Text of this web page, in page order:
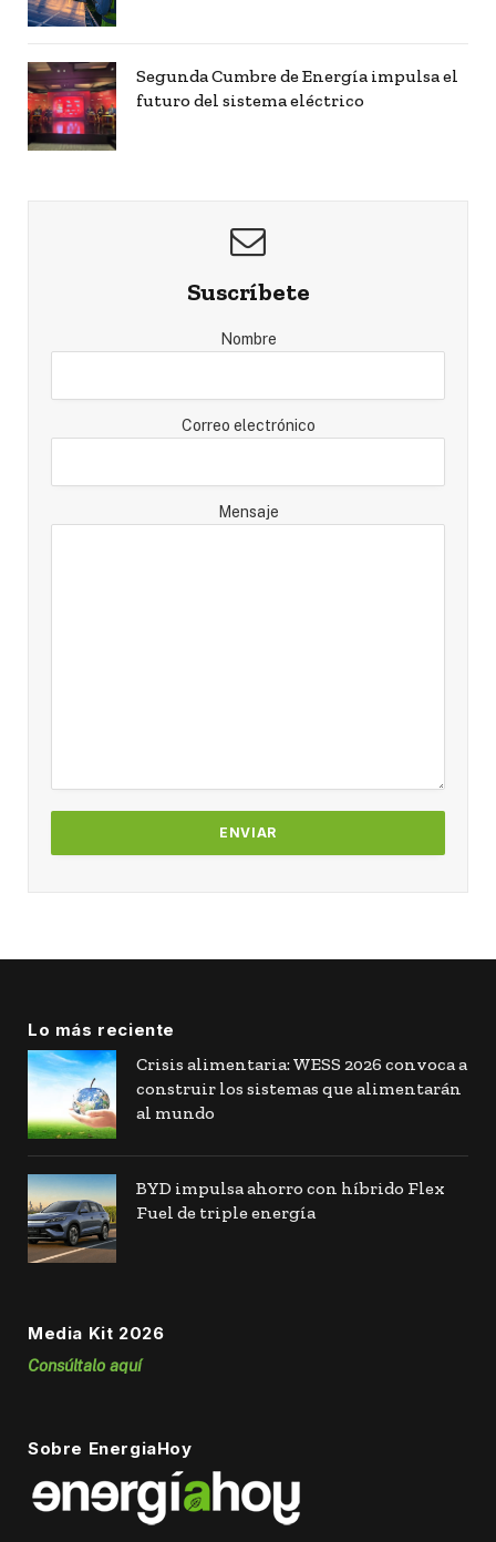
Segunda Cumbre de Energía impulsa el
futuro del sistema eléctrico
Suscríbete
Nombre
Correo electrónico
Mensaje
Lo más reciente
Crisis alimentaria: WESS 2026 convoca a
construir los sistemas que alimentarán
al mundo
BYD impulsa ahorro con híbrido Flex
Fuel de triple energía
Media Kit 2026
Consúltalo aquí
Sobre EnergiaHoy